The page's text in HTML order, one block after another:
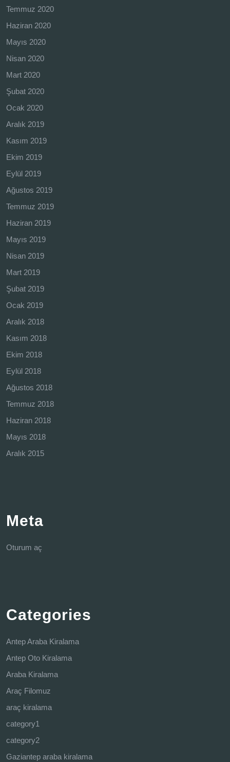
Temmuz 2020
Haziran 2020
Mayıs 2020
Nisan 2020
Mart 2020
Şubat 2020
Ocak 2020
Aralık 2019
Kasım 2019
Ekim 2019
Eylül 2019
Ağustos 2019
Temmuz 2019
Haziran 2019
Mayıs 2019
Nisan 2019
Mart 2019
Şubat 2019
Ocak 2019
Aralık 2018
Kasım 2018
Ekim 2018
Eylül 2018
Ağustos 2018
Temmuz 2018
Haziran 2018
Mayıs 2018
Aralık 2015
Meta
Oturum aç
Categories
Antep Araba Kiralama
Antep Oto Kiralama
Araba Kiralama
Araç Filomuz
araç kiralama
category1
category2
Gaziantep araba kiralama